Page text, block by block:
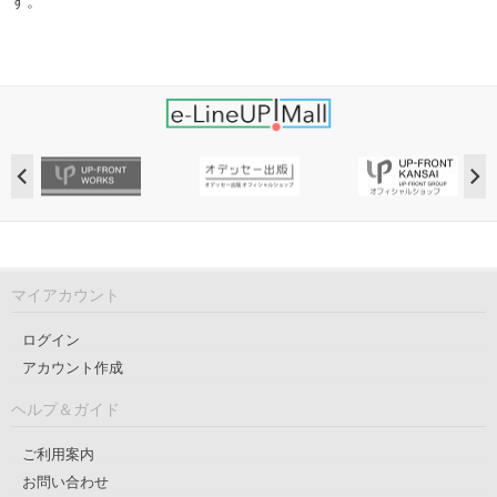
マイアカウント
ログイン
アカウント作成
ヘルプ＆ガイド
ご利用案内
お問い合わせ